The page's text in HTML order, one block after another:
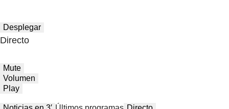
Desplegar
Directo
Mute
Volumen
Play